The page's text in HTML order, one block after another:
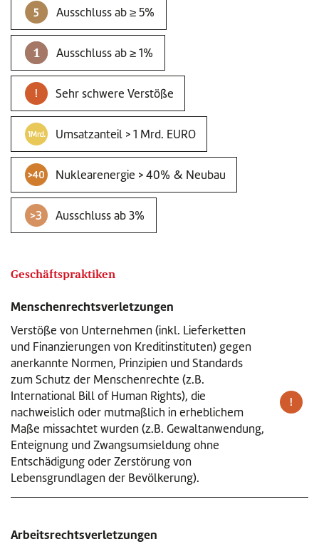
Ausschluss ab ≥ 5%
Ausschluss ab ≥ 1%
Sehr schwere Verstöße
Umsatzanteil > 1 Mrd. EURO
Nuklearenergie > 40% & Neubau
Ausschluss ab 3%
Geschäftspraktiken
Menschenrechtsverletzungen
Verstöße von Unternehmen (inkl. Lieferketten
und Finanzierungen von Kreditinstituten) gegen
anerkannte Normen, Prinzipien und Standards
zum Schutz der Menschenrechte (z.B.
International Bill of Human Rights), die
nachweislich oder mutmaßlich in erheblichem
Maße missachtet wurden (z.B. Gewaltanwendung,
Enteignung und Zwangsumsieldung ohne
Entschädigung oder Zerstörung von
Lebensgrundlagen der Bevölkerung).
Arbeitsrechtsverletzungen